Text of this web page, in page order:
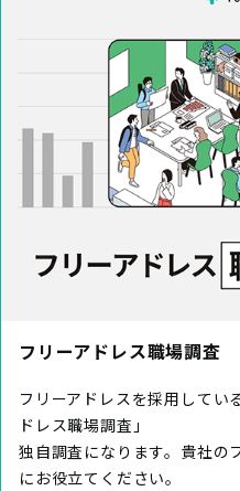
フリーアドレス職場調査
フリーアドレスを採用してい
ドレス職場調査」
独自調査になります。貴社の
にお役立てください。